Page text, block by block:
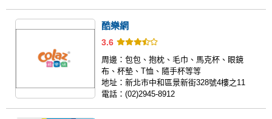
酷樂網
3.6
周邊： 包包、抱枕、毛巾、馬克杯、眼鏡
布、杯墊、T恤、隨手杯等等
地址： 新北市中和區景新街328號4樓之11
電話： (02)2945-8912